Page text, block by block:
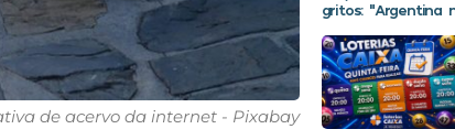
de acervo da internet - Pixabay
gritos: “Argentina